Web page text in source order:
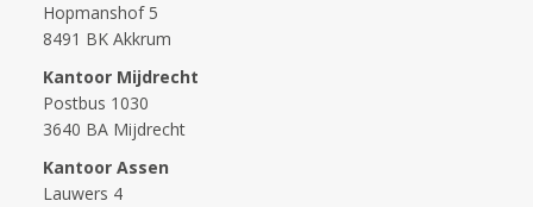
Hopmanshof 5
8491 BK Akkrum
Kantoor Mijdrecht
Postbus 1030
3640 BA Mijdrecht
Kantoor Assen
Lauwers 4